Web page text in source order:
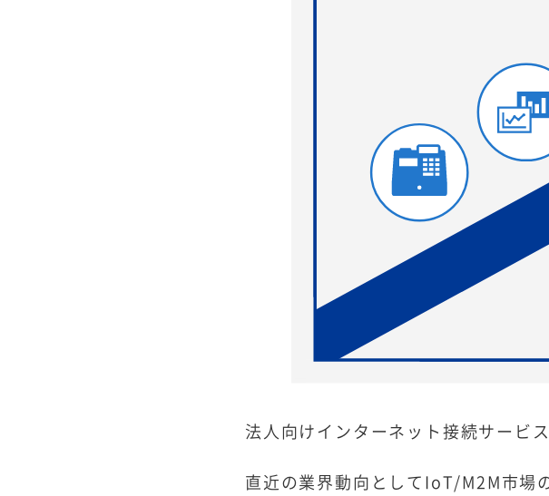
法人向けインターネット接続サービ
直近の業界動向としてIoT/M2M市場